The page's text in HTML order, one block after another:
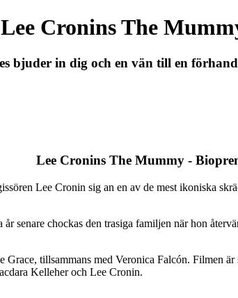
Cronins The
bjuder in dig och en vän till en
Lee Cronins The Mummy -
Lee Cronin sig an en av de mest ikoniska
senare chockas den trasiga familjen när hon
tillsammans med Veronica Falcón. Filmen
Kelleher och Lee Cronin.